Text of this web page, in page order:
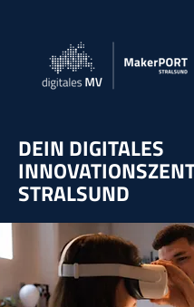
DEIN DIGITALES
STRALSUND